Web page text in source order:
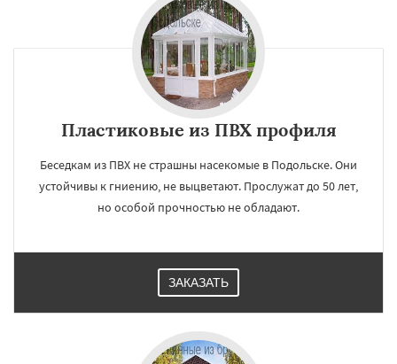
Пластиковые из ПВХ профиля
Беседкам из ПВХ не страшны насекомые в Подольске. Они
устойчивы к гниению, не выцветают. Прослужат до 50 лет,
но особой прочностью не обладают.
ЗАКАЗАТЬ